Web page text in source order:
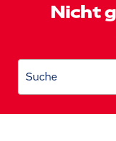
Nicht
Suche